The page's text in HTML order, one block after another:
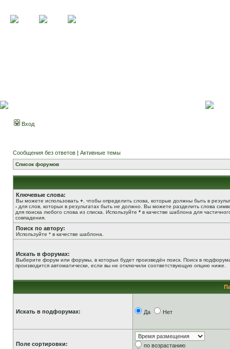
Вход
Сообщения без ответов | Активные темы
Список форумов
Ключевые слова:
Вы можете использовать + , чтобы определить слова, которые должны быть в
- для слов, которых в результатах быть не должно. Вы можете разделить слова
для поиска любого слова из списка. Используйте * в качестве шаблона для
совпадения.
Поиск по автору:
Используйте * в качестве шаблона.
Искать в форумах:
Выберите форум или форумы, в которых будет произведён поиск. Поиск в
производится автоматически, если вы не отключили соответствующую опцию ниже.
Искать в подфорумах: Да Нет
Поле сортировки:
по возрастанию